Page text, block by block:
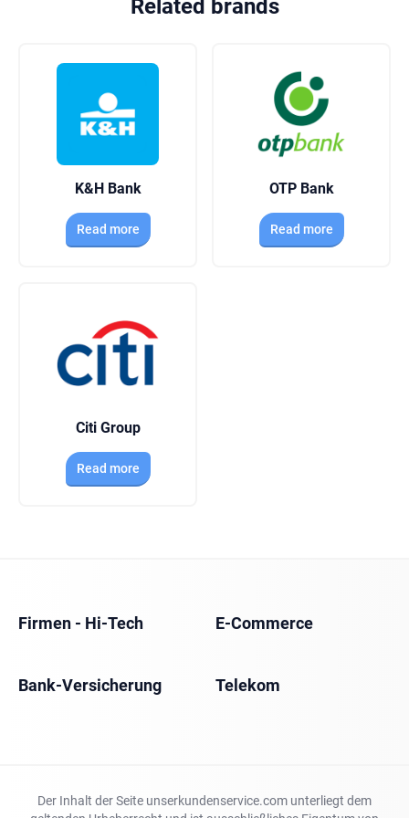
Related brands
K&H Bank
Read more
OTP Bank
Read more
Citi Group
Read more
Firmen - Hi-Tech E-Commerce
Bank-Versicherung Telekom
Der Inhalt der Seite unserkundenservice.com unterliegt dem